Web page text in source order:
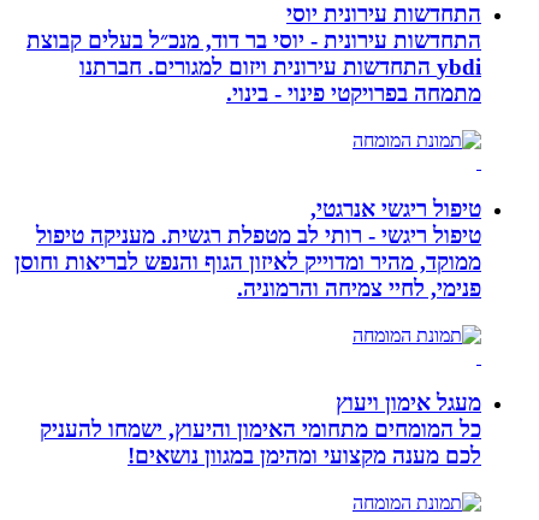
התחדשות עירונית יוסי
התחדשות עירונית - יוסי בר דוד, מנכ״ל בעלים קבוצת
ybdi התחדשות עירונית ויזום למגורים. חברתנו
מתמחה בפרויקטי פינוי - בינוי.
טיפול ריגשי אנרגטי,
טיפול ריגשי - רותי לב מטפלת רגשית. מעניקה טיפול
ממוקד, מהיר ומדוייק לאיזון הגוף והנפש לבריאות וחוסן
פנימי, לחיי צמיחה והרמוניה.
מעגל אימון ויעוץ
כל המומחים מתחומי האימון והיעוץ, ישמחו להעניק
לכם מענה מקצועי ומהימן במגוון נושאים!